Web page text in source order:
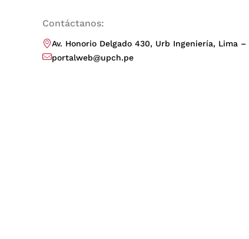
Contáctanos:
Av. Honorio Delgado 430, Urb Ingeniería, Lima –
portalweb@upch.pe